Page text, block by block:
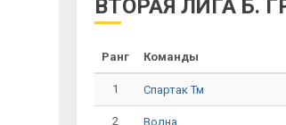
ВТОРАЯ ЛИГА Б.
Ранг Команды
1 Спартак Тм
2 Волна